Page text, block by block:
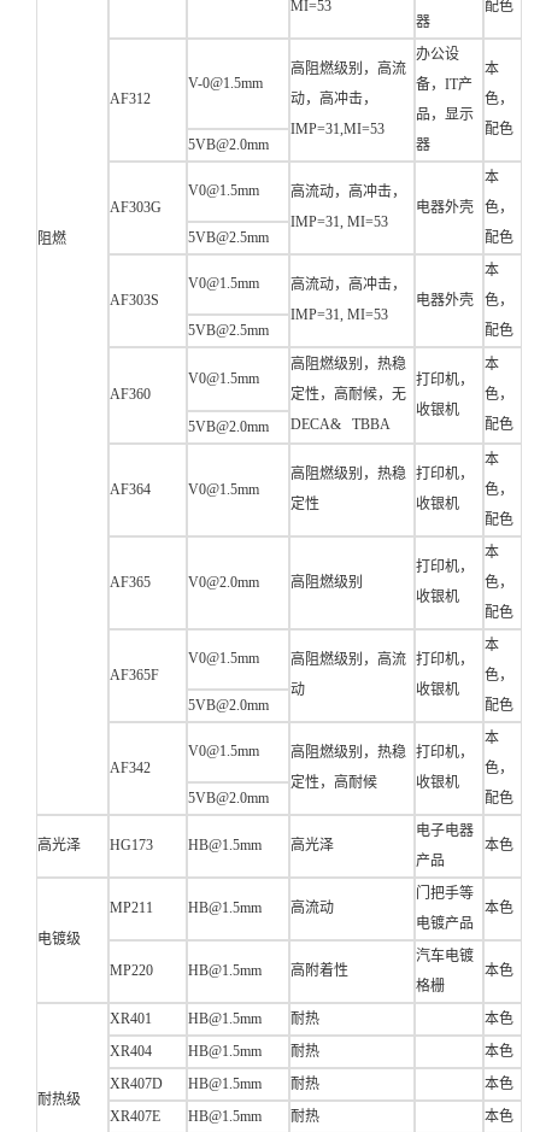
阻燃
MI=53
器
配色
AF312
V-0@1.5mm
高阻燃级别，高流
动，高冲击，
IMP=31,MI=53
办公设
备，IT产
品，显示
器
本
色，
配色
5VB@2.0mm
AF303G
V0@1.5mm
高流动，高冲击，
IMP=31, MI=53
电器外壳
本
色，
配色
5VB@2.5mm
AF303S
V0@1.5mm
高流动，高冲击，
IMP=31, MI=53
电器外壳
本
色，
配色
5VB@2.5mm
AF360
V0@1.5mm
高阻燃级别，热稳
定性，高耐候，无
DECA& TBBA
打印机，
收银机
本
色，
配色
5VB@2.0mm
AF364 V0@1.5mm
高阻燃级别，热稳
定性
打印机，
收银机
本
色，
配色
AF365 V0@2.0mm 高阻燃级别
打印机，
收银机
本
色，
配色
AF365F
V0@1.5mm
高阻燃级别，高流
动
打印机，
收银机
本
色，
配色
5VB@2.0mm
AF342
V0@1.5mm
高阻燃级别，热稳
定性，高耐候
打印机，
收银机
本
色，
配色
5VB@2.0mm
高光泽 HG173 HB@1.5mm 高光泽
电子电器
产品
本色
电镀级
MP211 HB@1.5mm 高流动
门把手等
电镀产品
本色
MP220 HB@1.5mm 高附着性
汽车电镀
格栅
本色
耐热级
XR401 HB@1.5mm 耐热
本色
XR404
HB@1.5mm 耐热
本色
XR407D
HB@1.5mm 耐热
本色
XR407E
HB@1.5mm 耐热
本色